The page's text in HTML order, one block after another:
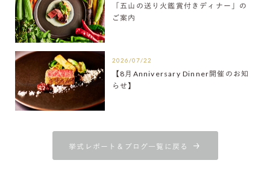
「五山の送り火鑑賞付きディナー」の
ご案内
2026/07/22
【8月Anniversary Dinner開催のお知
らせ】
挙式レポート＆ブログ一覧に戻る